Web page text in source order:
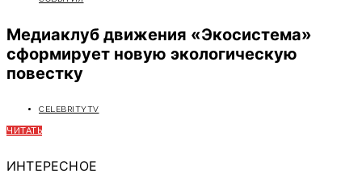
Медиаклуб движения «Экосистема»
сформирует новую экологическую
повестку
CELEBRITYTV
ЧИТАТЬ
ИНТЕРЕСНОЕ